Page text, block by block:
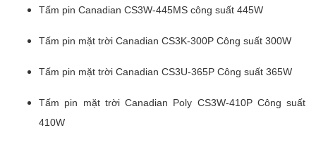
Tấm pin Canadian CS3W-445MS công suất 445W
Tấm pin mặt trời Canadian CS3K-300P Công suất 300W
Tấm pin mặt trời Canadian CS3U-365P Công suất 365W
Tấm pin mặt trời Canadian Poly CS3W-410P Công suất
410W